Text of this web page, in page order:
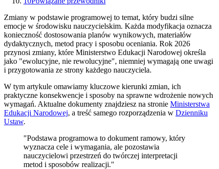
Zmiany w podstawie programowej to temat, który budzi silne
emocje w środowisku nauczycielskim. Każda modyfikacja oznacza
konieczność dostosowania planów wynikowych, materiałów
dydaktycznych, metod pracy i sposobu oceniania. Rok 2026
przynosi zmiany, które Ministerstwo Edukacji Narodowej określa
jako "ewolucyjne, nie rewolucyjne", niemniej wymagają one uwagi
i przygotowania ze strony każdego nauczyciela.
W tym artykule omawiamy kluczowe kierunki zmian, ich
praktyczne konsekwencje i sposoby na sprawne wdrożenie nowych
wymagań. Aktualne dokumenty znajdziesz na stronie Ministerstwa
Edukacji Narodowej, a treść samego rozporządzenia w Dzienniku
Ustaw.
"Podstawa programowa to dokument ramowy, który
wyznacza cele i wymagania, ale pozostawia
nauczycielowi przestrzeń do twórczej interpretacji
metod i sposobów realizacji."